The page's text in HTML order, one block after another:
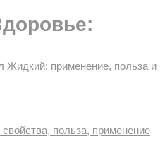
Жидкий: применение, польза и
польза, применение